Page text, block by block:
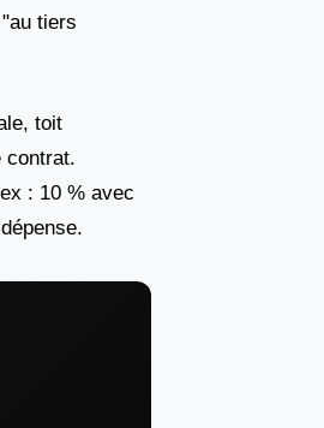
tiers
toit
contrat.
: 10 % avec